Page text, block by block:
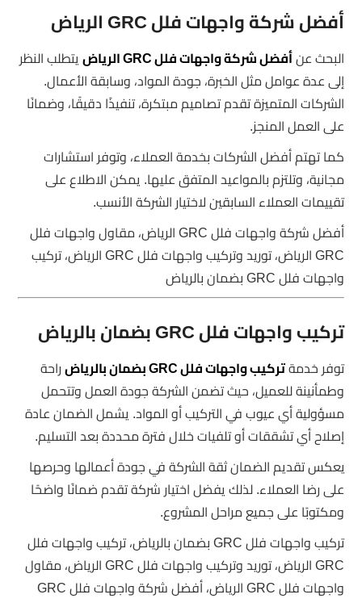
أفضل شركة واجهات فلل GRC الرياض
البحث عنأفضل شركة واجهات فلل GRC الرياض
يتطلب النظر
إلى عدة عوامل مثل الخبرة، جودة المواد، وسابقة الأعمال.
الشركات المتميزة تقدم تصاميم مبتكرة، تنفيذًا دقيقًا، وضمانًا
على العمل المنجز.
كما تهتم أفضل الشركات بخدمة العملاء، وتوفر استشارات
مجانية، وتلتزم بالمواعيد المتفق عليها. يمكن الاطلاع على
تقييمات العملاء السابقين لاختيار الشركة الأنسب.
أفضل شركة واجهات فلل GRC الرياض، مقاول واجهات فلل
GRC الرياض، توريد وتركيب واجهات فلل GRC الرياض، تركيب
واجهات فلل GRC بضمان بالرياض
تركيب واجهات فلل GRC بضمان بالرياض
توفر خدمةتركيب واجهات فلل GRC بضمان بالرياض
راحة
وطمأنينة للعميل، حيث تضمن الشركة جودة العمل وتتحمل
مسؤولية أي عيوب في التركيب أو المواد. يشمل الضمان عادة
إصلاح أي تشققات أو تلفيات خلال فترة محددة بعد التسليم.
يعكس تقديم الضمان ثقة الشركة في جودة أعمالها وحرصها
على رضا العملاء. لذلك يفضل اختيار شركة تقدم ضمانًا واضحًا
ومكتوبًا على جميع مراحل المشروع.
تركيب واجهات فلل GRC بضمان بالرياض، تركيب واجهات فلل
GRC الرياض، توريد وتركيب واجهات فلل GRC الرياض، مقاول
واجهات فلل GRC الرياض، أفضل شركة واجهات فلل GRC